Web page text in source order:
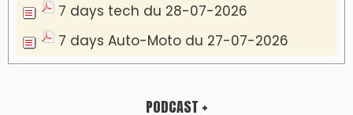
7 days tech du 28-07-2026
7 days Auto-Moto du 27-07-2026
PODCAST +